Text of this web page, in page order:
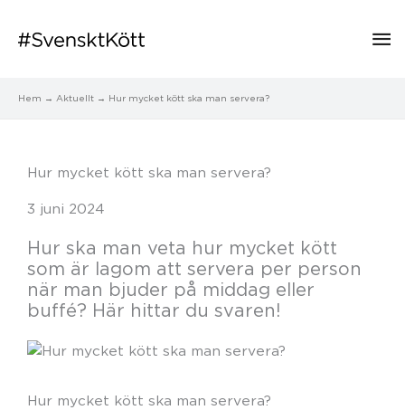
Hem Aktuellt Hur mycket kött ska man servera?
Hur mycket kött ska man servera?
3 juni 2024
Hur ska man veta hur mycket kött
som är lagom att servera per person
när man bjuder på middag eller
buffé? Här hittar du svaren!
Hur mycket kött ska man servera?